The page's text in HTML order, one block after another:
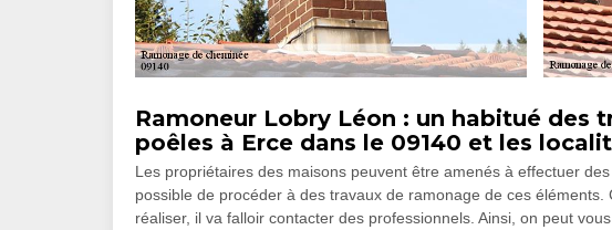
Ramoneur Lobry Léon : un habitué des
poêles à Erce dans le 09140 et les
Les propriétaires des maisons peuvent être amenés à effectuer
possible de procéder à des travaux de ramonage de ces
réaliser, il va falloir contacter des professionnels. Ainsi, on peut